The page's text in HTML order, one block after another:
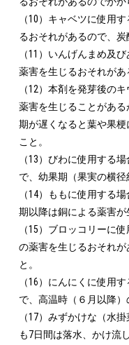
（10）キャベツに使用
るおそれがあるので、炭
（11）いんげんまめ及
薬害を生じるおそれがあ
（12）本剤を発芽後の
薬害を生じることがあ
期が遅くなると葉や果
こと。
（13）びわに使用する
で、幼果期（果実の横径
（14）ももに使用する
期以降は銅による薬害が
（15）ブロッコリーに
の薬害を生じるおそれ
と。
（16）にんにくに使用
で、高温時（６月以降）
（17）みずかけな（水
も7日間は落水、かけ流